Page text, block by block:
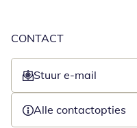
CONTACT
Stuur e-mail
Opent e-mailclient
Alle contactopties